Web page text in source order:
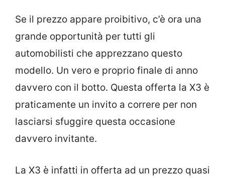
Se il prezzo appare proibitivo, c’è ora una
grande opportunità per tutti gli
automobilisti che apprezzano questo
modello. Un vero e proprio finale di anno
davvero con il botto. Questa offerta la X3 è
praticamente un invito a correre per non
lasciarsi sfuggire questa occasione
davvero invitante.
La X3 è infatti in offerta ad un prezzo quasi